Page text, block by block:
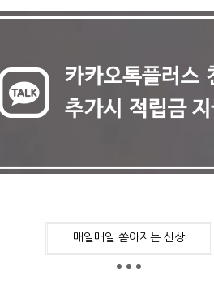
매일매일 쏟아지는 신상